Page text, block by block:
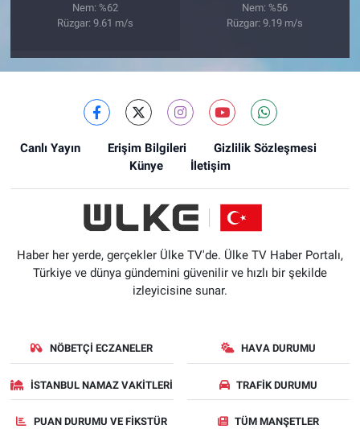
Nem: %62
Rüzgar: 9.61 m/s
Nem: %56
Rüzgar: 9.19 m/s
Canlı Yayın Erişim Bilgileri
Gizlilik Sözleşmesi
Künye
İletişim
Haber her yerde, gerçekler Ülke TV'de. Ülke TV Haber Portalı,
Türkiye ve dünya gündemini güvenilir ve hızlı bir şekilde
izleyicisine sunar.
NÖBETÇI ECZANELER HAVA DURUMU
İSTANBUL NAMAZ VAKITLERI TRAFIK DURUMU
PUAN DURUMU VE FIKSTÜR TÜM MANŞETLER